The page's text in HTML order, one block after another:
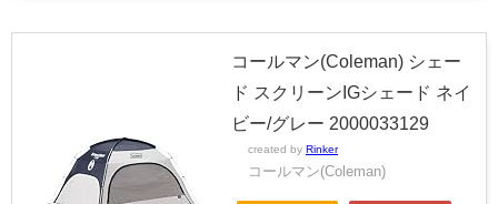
コールマン(Coleman) シェー
ド スクリーンIGシェード ネイ
ビー/グレー 2000033129
created by Rinker
コールマン(Coleman)